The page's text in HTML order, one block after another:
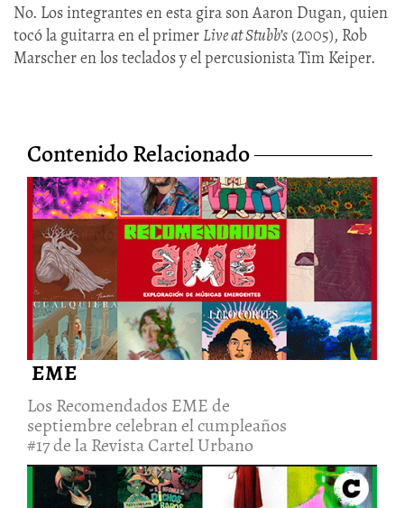
No. Los integrantes en esta gira son Aaron Dugan, quien
tocó la guitarra en el primer Live at Stubb’s (2005), Rob
Marscher en los teclados y el percusionista Tim Keiper.
Contenido Relacionado
Los Recomendados EME de
septiembre celebran el
cumpleaños #17 de la Revista
Cartel Urbano
20/Oct/2022
EME
Los Recomendados EME de
septiembre celebran el cumpleaños
#17 de la Revista Cartel Urbano